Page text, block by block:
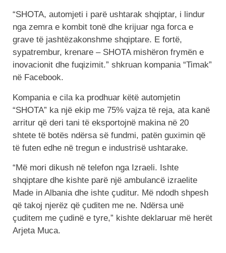
“SHOTA, automjeti i parë ushtarak shqiptar, i lindur
nga zemra e kombit tonë dhe krijuar nga forca e
grave të jashtëzakonshme shqiptare. E fortë,
sypatrembur, krenare – SHOTA mishëron frymën e
inovacionit dhe fuqizimit.” shkruan kompania “Timak”
në Facebook.
Kompania e cila ka prodhuar këtë automjetin
“SHOTA” ka një ekip me 75% vajza të reja, ata kanë
arritur që deri tani të eksportojnë makina në 20
shtete të botës ndërsa së fundmi, patën guximin që
të futen edhe në tregun e industrisë ushtarake.
“Më mori dikush në telefon nga Izraeli. Ishte
shqiptare dhe kishte parë një ambulancë izraelite
Made in Albania dhe ishte çuditur. Më ndodh shpesh
që takoj njerëz që çuditen me ne. Ndërsa unë
çuditem me çudinë e tyre,” kishte deklaruar më herët
Arjeta Muca.